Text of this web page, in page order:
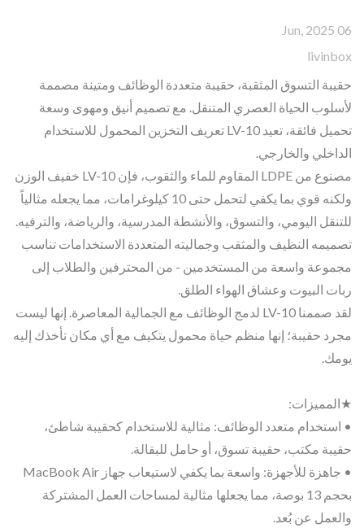
06 Jun, 2025
livinbox
حقيبة التسوق المثقبة، حقيبة متعددة الوظائف ومتينة مصممة
لأسلوب الحياة العصري المتنقل. مع تصميم أنيق ومهوى وسعة
تحميل فائقة، تعيد LV-10 تعريف التخزين المحمول للاستخدام
الداخلي والخارجي.
مصنوع من LDPE المقاوم للماء والثقوب، فإن LV-10 خفيف الوزن
ولكنه قوي بما يكفي لتحمل حتى 10 كيلوغرامات، مما يجعله مثالياً
للتنقل اليومي، والتسوق، والأنشطة المدرسية، والرياضة، والترفيه.
تصميمه النظيف والمثقب وجماليته المتعددة الاستخدامات تناسب
مجموعة واسعة من المستخدمين - من المحترفين والطلاب إلى
ربات البيوت وعشاق الهواء الطلق.
لقد صممنا LV-10 لدمج الوظائف مع الجمالية المعاصرة. إنها ليست
مجرد حقيبة؛ إنها منظم حياة محمول يتكيف مع أي مكان تأخذك إليه
يومك.
★المميزات:
• استخدام متعدد الوظائف: مثالية للاستخدام كحقيبة شاطئ،
حقيبة مكتب، حقيبة تسوق، أو حامل للبقالة.
• جاهزة للأجهزة: واسعة بما يكفي لاستيعاب جهاز MacBook Air
بحجم 13 بوصة، مما يجعلها مثالية لمساحات العمل المشتركة
والعمل عن بُعد.